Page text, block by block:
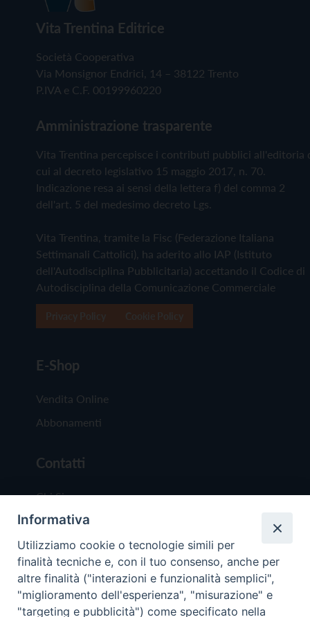
Vita Trentina Editrice
Società Cooperativa
Via Monsignor Endrici, 14 – 38122 Trento
P.IVA e C.F. 00199960220
Amministrazione trasparente
Vita Trentina percepisce i contributi pubblici all'editoria
cui al decreto legislativo 15 maggio 2017, n. 70.
Indicazione resa ai sensi della lettera f) del comma 2
dell'art. 5 del medesimo decreto Lgs.
Vita Trentina, tramite la Fisc (Federazione Italiana
Settimanali Cattolici), ha aderito allo IAP (Istituto
dell'Autodisciplina Pubblicitaria) accettando il Codice di
Autodisciplina della Comunicazione Commerciale
E-Shop
Vendita Online
Abbonamenti
Contatti
Chi Siamo
Redazione
Scrivici
Informativa
Utilizziamo cookie o tecnologie simili per
finalità tecniche e, con il tuo consenso, anche per
altre finalità ("interazioni e funzionalità semplici",
"miglioramento dell'esperienza", "misurazione" e
"targeting e pubblicità") come specificato nella